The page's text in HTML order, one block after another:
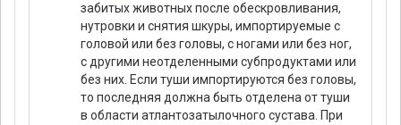
забитых животных после обескровливания,
нутровки и снятия шкуры, импортируемые с
головой или без головы, с ногами или без ног,
с другими неотделенными субпродуктами или
без них. Если туши импортируются без головы,
то последняя должна быть отделена от туши
в области атлантозатылочного сустава. При